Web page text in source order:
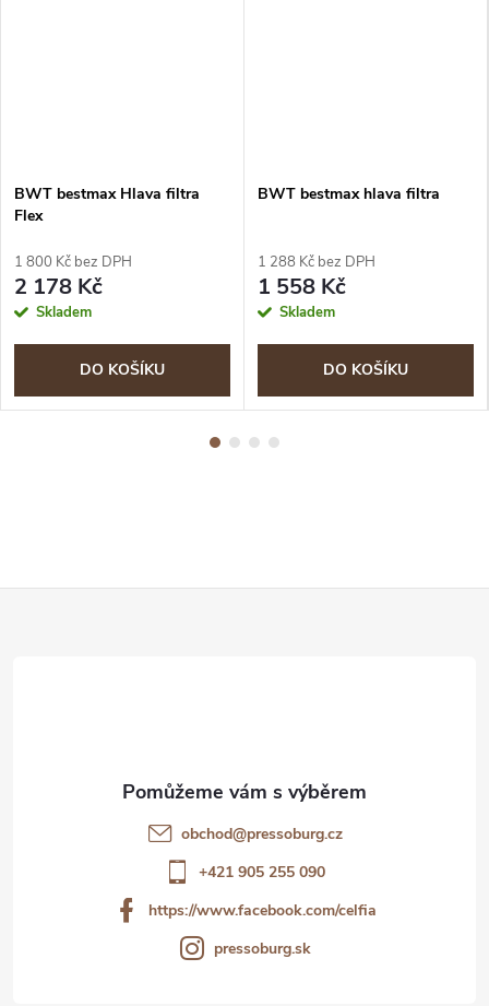
BWT bestmax Hlava filtra
Flex
1 800 Kč bez DPH
2 178 Kč
Skladem
DO KOŠÍKU
BWT bestmax hlava filtra
1 288 Kč bez DPH
1 558 Kč
Skladem
DO KOŠÍKU
obchod@pressoburg.cz
+421 905 255 090
https://www.facebook.com/celfia
pressoburg.sk